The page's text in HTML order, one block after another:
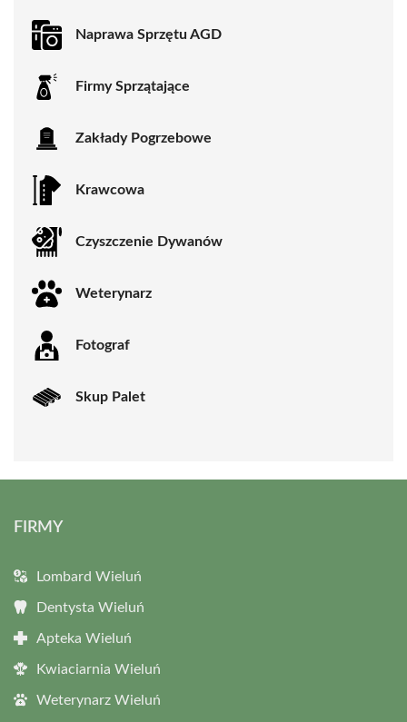
Naprawa Sprzętu AGD
Firmy Sprzątające
Zakłady Pogrzebowe
Krawcowa
Czyszczenie Dywanów
Weterynarz
Fotograf
Skup Palet
FIRMY
Lombard Wieluń
Dentysta Wieluń
Apteka Wieluń
Kwiaciarnia Wieluń
Weterynarz Wieluń